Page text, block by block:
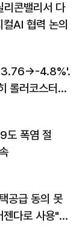
콘밸리서 다
AI 협력 논의
4.8%'…'
롤러코스터
도 폭염 절
공급 동의 못
다로 사용"